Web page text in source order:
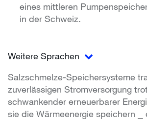
eines mittleren
in der Schweiz.
Weitere Sprachen
Salzschmelze-Speichersysteme
zuverlässigen Stromversorgung
schwankender erneuerbarer
sie die Wärmeenergie speichern ⎯